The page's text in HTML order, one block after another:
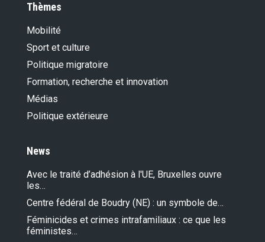
Thèmes
Mobilité
Sport et culture
Politique migratoire
Formation, recherche et innovation
Médias
Politique extérieure
News
Avec le traité d’adhésion à l'UE, Bruxelles ouvre
les…
Centre fédéral de Boudry (NE) : un symbole de…
Féminicides et crimes intrafamiliaux : ce que les
féministes…